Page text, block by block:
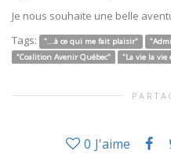
Je nous souhaite une belle
Tags:
"...à ce qui me fait plaisir"
"Coalition Avenir Québec"
"La vie la vie
0 J'aime